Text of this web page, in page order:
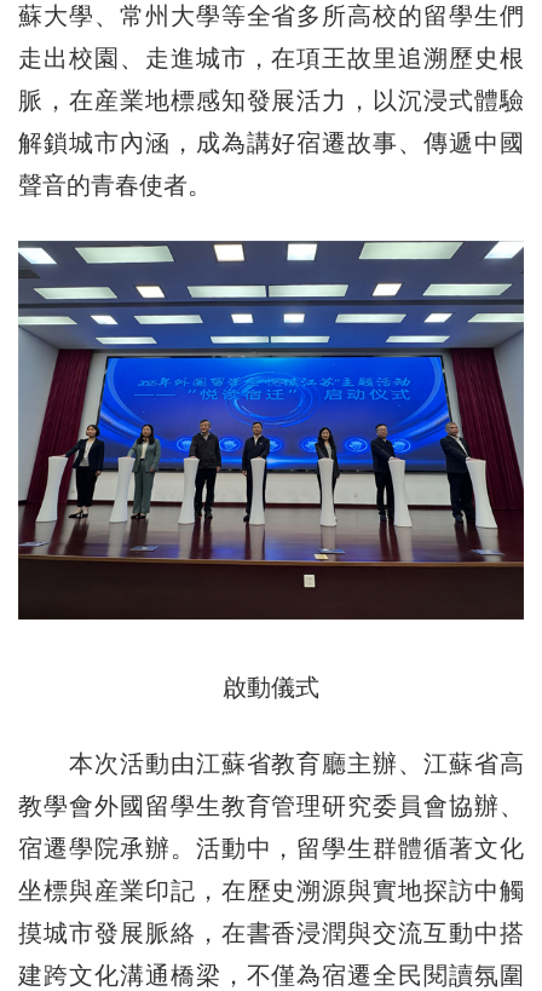
蘇大學、常州大學等全省多所高校的留學生們
走出校園、走進城市，在項王故里追溯歷史根
脈，在産業地標感知發展活力，以沉浸式體驗
解鎖城市內涵，成為講好宿遷故事、傳遞中國
聲音的青春使者。
啟動儀式
本次活動由江蘇省教育廳主辦、江蘇省高
教學會外國留學生教育管理研究委員會協辦、
宿遷學院承辦。活動中，留學生群體循著文化
坐標與産業印記，在歷史溯源與實地探訪中觸
摸城市發展脈絡，在書香浸潤與交流互動中搭
建跨文化溝通橋梁，不僅為宿遷全民閱讀氛圍